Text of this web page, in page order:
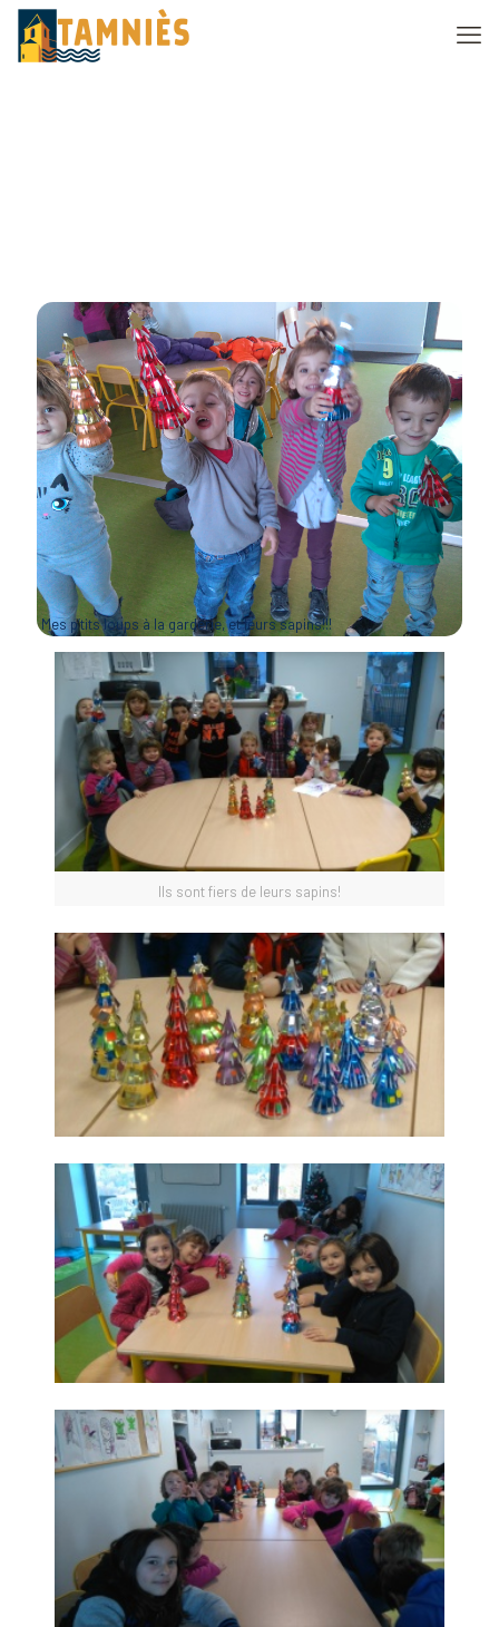
Mes p’tits loups à la garderie, et leurs sapins!!!
Ils sont fiers de leurs sapins!